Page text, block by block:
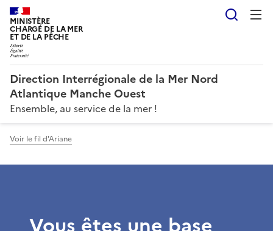
MINISTÈRE
CHARGÉ DE LA MER
ET DE LA PÊCHE
Direction Interrégionale de la Mer Nord
Atlantique Manche Ouest
Ensemble, au service de la mer !
Voir le fil d'Ariane